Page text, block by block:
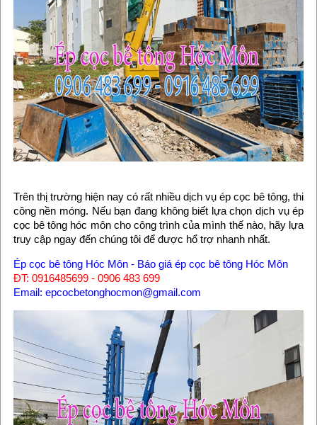
Trên thị trường hiện nay có rất nhiều dịch vụ ép cọc bê tông, thi
công nền móng. Nếu bạn đang không biết lựa chọn dịch vụ ép
cọc bê tông hóc môn cho công trình của mình thế nào, hãy lựa
truy cập ngay đến chúng tôi để được hổ trợ nhanh nhất.
Ép cọc bê tông Hóc Môn - Báo giá ép cọc bê tông Hóc Môn
ĐT: 0916485699 - 0906 483 699
Email: epcocbetonghocmon@gmail.com